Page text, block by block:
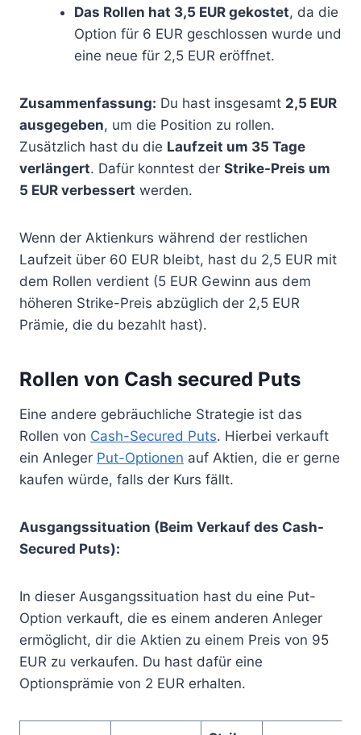
Das Rollen hat 3,5 EUR gekostet, da die
Option für 6 EUR geschlossen wurde und
eine neue für 2,5 EUR eröffnet.
Zusammenfassung: Du hast insgesamt 2,5 EUR
ausgegeben, um die Position zu rollen.
Zusätzlich hast du die Laufzeit um 35 Tage
verlängert. Dafür konntest der Strike-Preis um
5 EUR verbessert werden.
Wenn der Aktienkurs während der restlichen
Laufzeit über 60 EUR bleibt, hast du 2,5 EUR mit
dem Rollen verdient (5 EUR Gewinn aus dem
höheren Strike-Preis abzüglich der 2,5 EUR
Prämie, die du bezahlt hast).
Rollen von Cash secured Puts
Eine andere gebräuchliche Strategie ist das
Rollen von Cash-Secured Puts. Hierbei verkauft
ein Anleger Put-Optionen auf Aktien, die er gerne
kaufen würde, falls der Kurs fällt.
Ausgangssituation (Beim Verkauf des Cash-
Secured Puts):
In dieser Ausgangssituation hast du eine Put-
Option verkauft, die es einem anderen Anleger
ermöglicht, dir die Aktien zu einem Preis von 95
EUR zu verkaufen. Du hast dafür eine
Optionsprämie von 2 EUR erhalten.